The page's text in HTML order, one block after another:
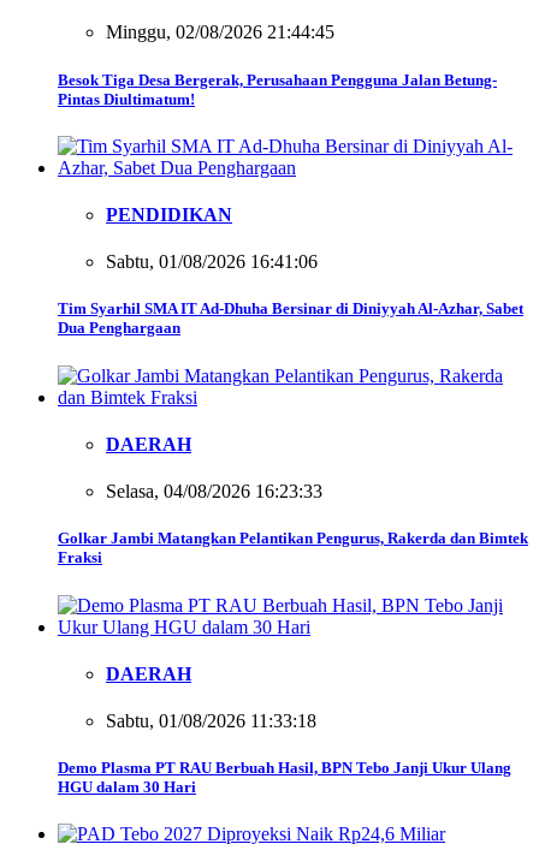
Minggu, 02/08/2026 21:44:45
Besok Tiga Desa Bergerak, Perusahaan Pengguna Jalan Betung-
Pintas Diultimatum!
PENDIDIKAN
Sabtu, 01/08/2026 16:41:06
Tim Syarhil SMA IT Ad-Dhuha Bersinar di Diniyyah Al-Azhar, Sabet
Dua Penghargaan
DAERAH
Selasa, 04/08/2026 16:23:33
Golkar Jambi Matangkan Pelantikan Pengurus, Rakerda dan Bimtek
Fraksi
DAERAH
Sabtu, 01/08/2026 11:33:18
Demo Plasma PT RAU Berbuah Hasil, BPN Tebo Janji Ukur Ulang
HGU dalam 30 Hari